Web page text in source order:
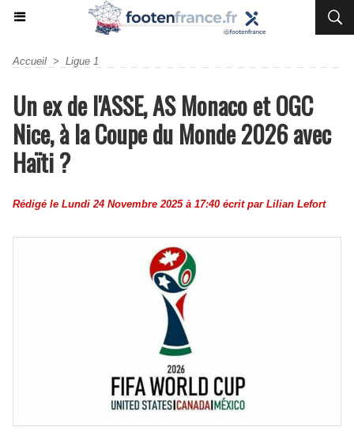
Accueil > Ligue 1
Un ex de l'ASSE, AS Monaco et OGC
Nice, à la Coupe du Monde 2026 avec
Haïti ?
Rédigé le Lundi 24 Novembre 2025 à 17:40 écrit par Lilian Lefort